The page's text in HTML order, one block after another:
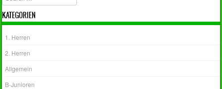
KATEGORIEN
1. Herren
2. Herren
Allgemein
B-Junioren